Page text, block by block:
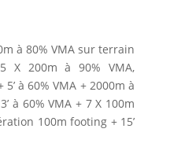
à 80% VMA sur terrain
X 200m à 90% VMA,
à 60% VMA + 2000m à
à 60% VMA + 7 X 100m
100m footing + 15’